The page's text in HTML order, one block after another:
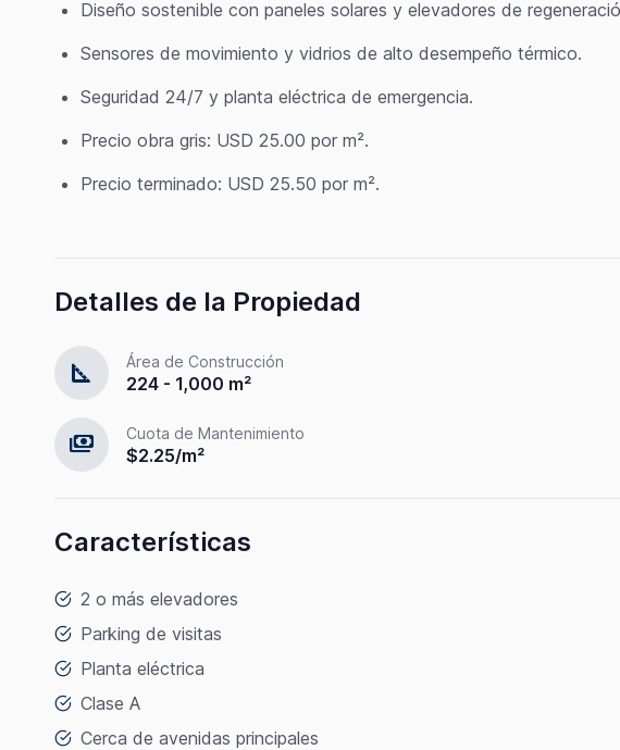
Diseño sostenible con paneles solares y elevadores de
Sensores de movimiento y vidrios de alto desempeño térmico.
Seguridad 24/7 y planta eléctrica de emergencia.
Precio obra gris: USD 25.00 por m².
Precio terminado: USD 25.50 por m².
Detalles de la Propiedad
square_foot Área de Construcción
224 - 1,000 m²
payments Cuota de Mantenimiento
$2.25/m²
Características
2 o más elevadores
Parking de visitas
Planta eléctrica
Clase A
Cerca de avenidas principales